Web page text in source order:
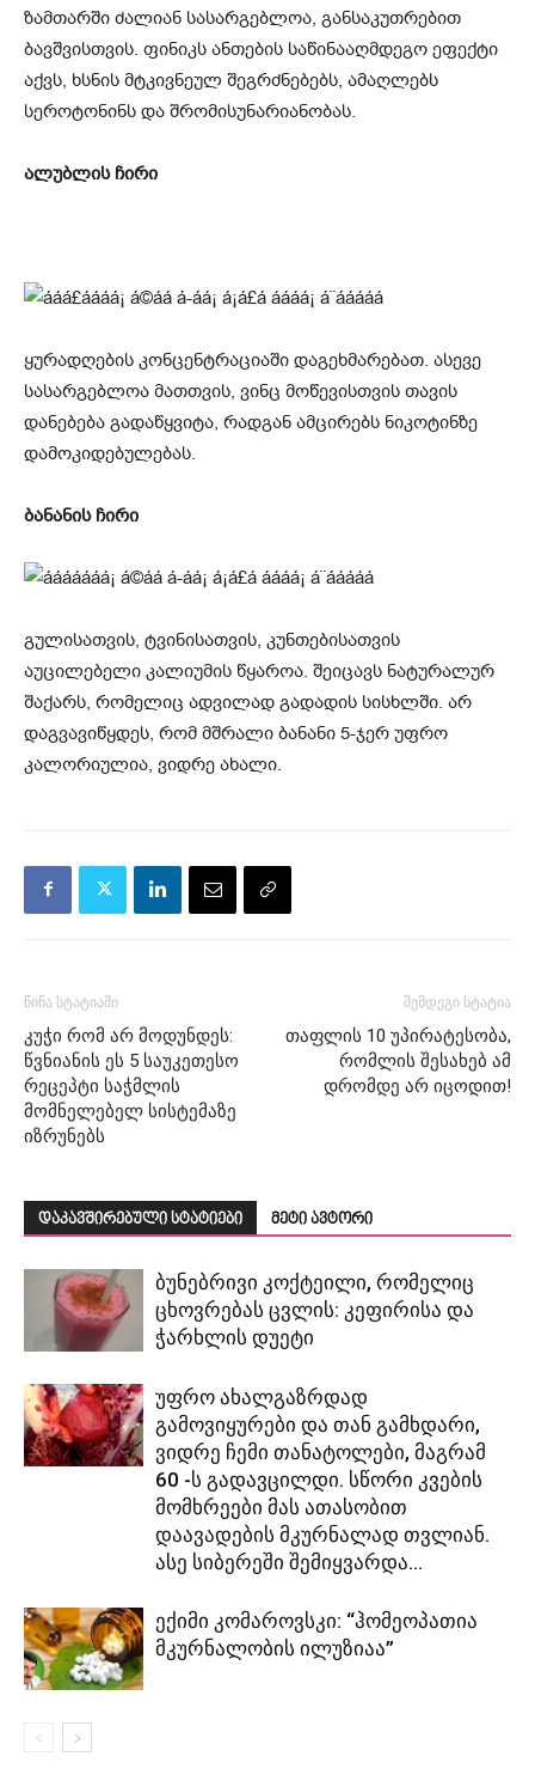
ზამთარში ძალიან სასარგებლოა, განსაკუთრებით
ბავშვისთვის. ფინიკს ანთების საწინააღმდეგო ეფექტი
აქვს, ხსნის მტკივნეულ შეგრძნებებს, ამაღლებს
სეროტონინს და შრომისუნარიანობას.
ალუბლის ჩირი
ყურადღების კონცენტრაციაში დაგეხმარებათ. ასევე
სასარგებლოა მათთვის, ვინც მოწევისთვის თავის
დანებება გადაწყვიტა, რადგან ამცირებს ნიკოტინზე
დამოკიდებულებას.
ბანანის ჩირი
გულისათვის, ტვინისათვის, კუნთებისათვის
აუცილებელი კალიუმის წყაროა. შეიცავს ნატურალურ
შაქარს, რომელიც ადვილად გადადის სისხლში. არ
დაგვავიწყდეს, რომ მშრალი ბანანი 5-ჯერ უფრო
კალორიულია, ვიდრე ახალი.
წინა სტატიაში
კუჭი რომ არ მოდუნდეს:
წვნიანის ეს 5 საუკეთესო
რეცეპტი საჭმლის
მომნელებელ სისტემაზე
იზრუნებს
შემდეგი სტატია
თაფლის 10 უპირატესობა,
რომლის შესახებ ამ
დრომდე არ იცოდით!
დაკავშირებული სტატიები მეტი ავტორი
ბუნებრივი კოქტეილი, რომელიც
ცხოვრებას ცვლის: კეფირისა და
ჭარხლის დუეტი
უფრო ახალგაზრდად
გამოვიყურები და თან გამხდარი,
ვიდრე ჩემი თანატოლები, მაგრამ
60 -ს გადავცილდი. სწორი კვების
მომხრეები მას ათასობით
დაავადების მკურნალად თვლიან.
ასე სიბერეში შემიყვარდა...
ექიმი კომაროვსკი: “ჰომეოპათია
მკურნალობის ილუზიაა”